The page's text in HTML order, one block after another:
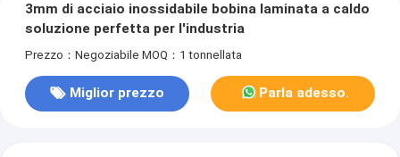
3mm di acciaio inossidabile bobina laminata a caldo
soluzione perfetta per l'industria
Prezzo：Negoziabile MOQ：1 tonnellata
Miglior prezzo Parla adesso.